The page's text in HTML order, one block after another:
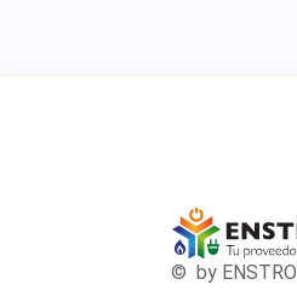
© by